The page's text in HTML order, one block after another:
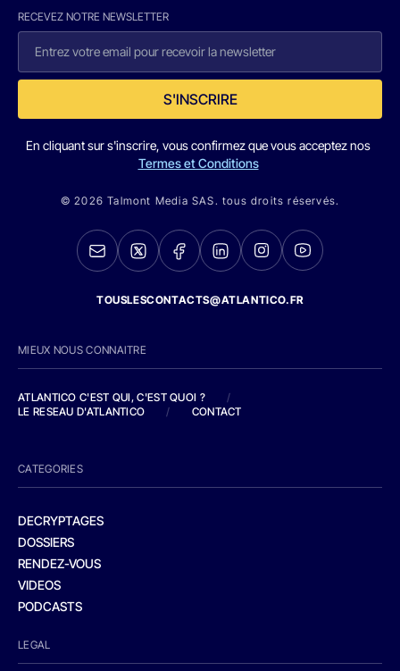
RECEVEZ NOTRE NEWSLETTER
S'INSCRIRE
En cliquant sur s'inscrire, vous confirmez que vous acceptez nos
Termes et Conditions
© 2026 Talmont Media SAS. tous droits réservés.
TOUSLESCONTACTS@ATLANTICO.FR
MIEUX NOUS CONNAITRE
ATLANTICO C'EST QUI, C'EST QUOI ?
/
LE RESEAU D'ATLANTICO
/ CONTACT
CATEGORIES
DECRYPTAGES
DOSSIERS
RENDEZ-VOUS
VIDEOS
PODCASTS
LEGAL